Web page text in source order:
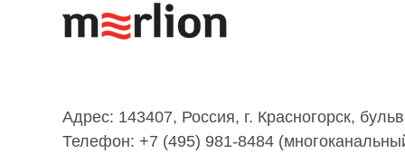
Адрес: 143407, Россия, г. Красногорск,
Телефон: +7 (495) 981-8484